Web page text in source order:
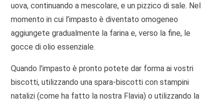
uova, continuando a mescolare, e un pizzico di sale. Nel
momento in cui l’impasto è diventato omogeneo
aggiungete gradualmente la farina e, verso la fine, le
gocce di olio essenziale.
Quando l’impasto è pronto potete dar forma ai vostri
biscotti, utilizzando una spara-biscotti con stampini
natalizi (come ha fatto la nostra Flavia) o utilizzando la